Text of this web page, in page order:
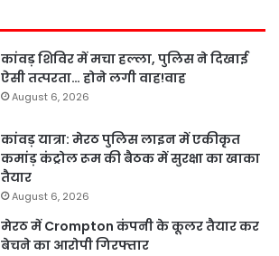
कांवड़ शिविर में मचा हल्ला, पुलिस ने दिखाई
ऐसी तत्परता… होने लगी वाह!वाह
August 6, 2026
कांवड़ यात्रा: मेरठ पुलिस लाइन में एकीकृत
कमांड़ कंट्रोल रूम की बैठक में सुरक्षा का खाका
तैयार
August 6, 2026
मेरठ में Crompton कंपनी के कूलर तैयार कर
बेचने का आरोपी गिरफ्तार